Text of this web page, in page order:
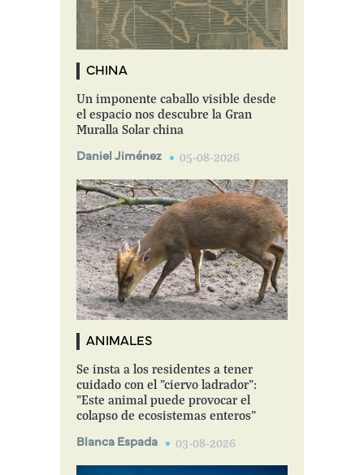
CHINA
Un imponente caballo visible desde
el espacio nos descubre la Gran
Muralla Solar china
Daniel Jiménez 05-08-2026
ANIMALES
Se insta a los residentes a tener
cuidado con el "ciervo ladrador":
"Este animal puede provocar el
colapso de ecosistemas enteros"
Blanca Espada 03-08-2026